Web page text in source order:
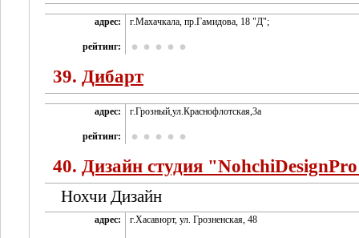
адрес: г.Махачкала, пр.Гамидова, 18 "Д";
рейтинг:
39. Дибарт
адрес: г.Грозный,ул.Краснофлотская,3а
рейтинг:
40. Дизайн студия
Нохчи Дизайн
адрес: г.Хасавюрт, ул. Грозненская, 48